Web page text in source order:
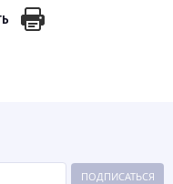
ПОДПИСАТЬСЯ